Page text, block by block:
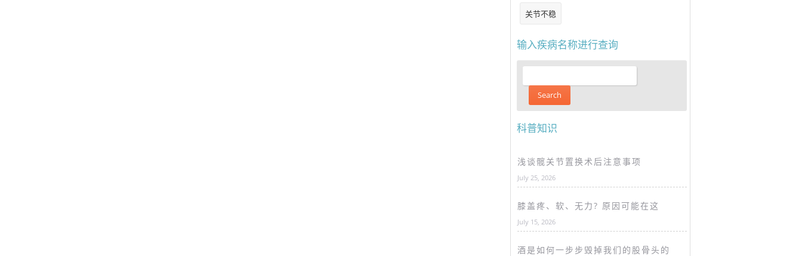
关节不稳
输入疾病名称进行查询
科普知识
浅谈髋关节置换术后注意事项
July 25, 2026
膝盖疼、软、无力? 原因可能在这
July 15, 2026
酒是如何一步步毁掉我们的股骨头的